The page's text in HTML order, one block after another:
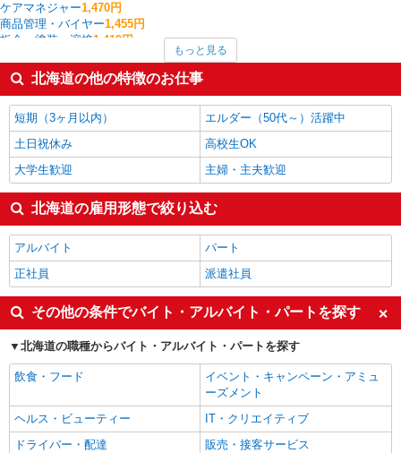
ケアマネジャー1,470円
商品管理・バイヤー1,455円
板金・塗装・溶接1,419円
イベント・キャンペーン1,400円
幼稚園教諭1,400円
エステ・リフレクソロジー1,400円
北海道の他の職種の平均時給を見る
もっと見る
北海道の他の特徴のお仕事
短期（3ヶ月以内）
エルダー（50代～）活躍中
土日祝休み
高校生OK
大学生歓迎
主婦・主夫歓迎
北海道の雇用形態で絞り込む
アルバイト
パート
正社員
派遣社員
その他の条件でバイト・アルバイト・パートを探す
北海道の職種からバイト・アルバイト・パートを探す
飲食・フード
イベント・キャンペーン・アミュ
ーズメント
ヘルス・ビューティー
IT・クリエイティブ
ドライバー・配達
販売・接客サービス